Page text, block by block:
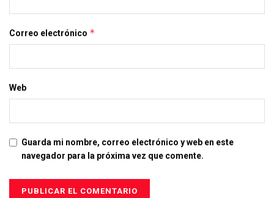
Correo electrónico *
Web
Guarda mi nombre, correo electrónico y web en este
navegador para la próxima vez que comente.